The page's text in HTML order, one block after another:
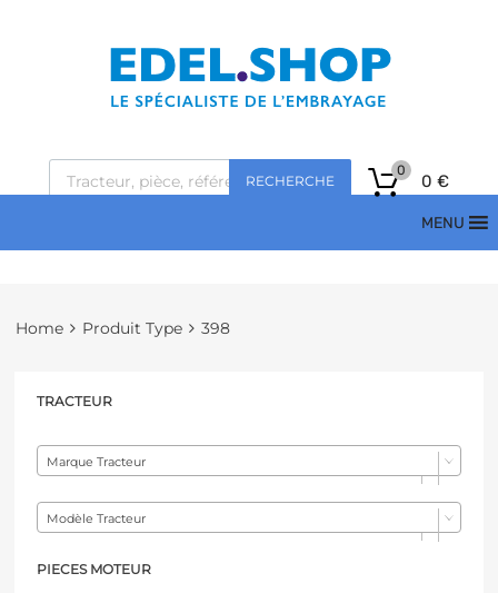
RECHERCHE 0 €
0
MENU
Home Produit Type 398
TRACTEUR
Marque Tracteur
Modèle Tracteur
PIECES MOTEUR